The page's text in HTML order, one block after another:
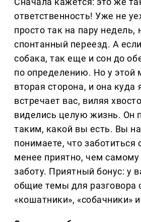
ответственность! Уже не
просто так на пару недель,
спонтанный переезд. А
собака, так еще и сон до
по определению. Но у этой
вторая сторона, и она
встречает вас, виляя
виделись целую жизнь. Он
таким, какой вы есть. Вы
понимаете, что заботиться
менее приятно, чем
заботу. Приятный бонус: у
общие темы для разговора
«кошатники», «собачники»